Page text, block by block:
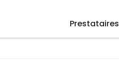
Prestataires